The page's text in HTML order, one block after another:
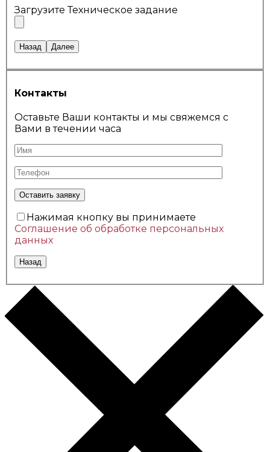
Загрузите Техническое задание
Назад Далее
Контакты
Оставьте Ваши контакты и мы свяжемся с
Вами в течении часа
Нажимая кнопку вы принимаете
Соглашение об обработке персональных
данных
Назад